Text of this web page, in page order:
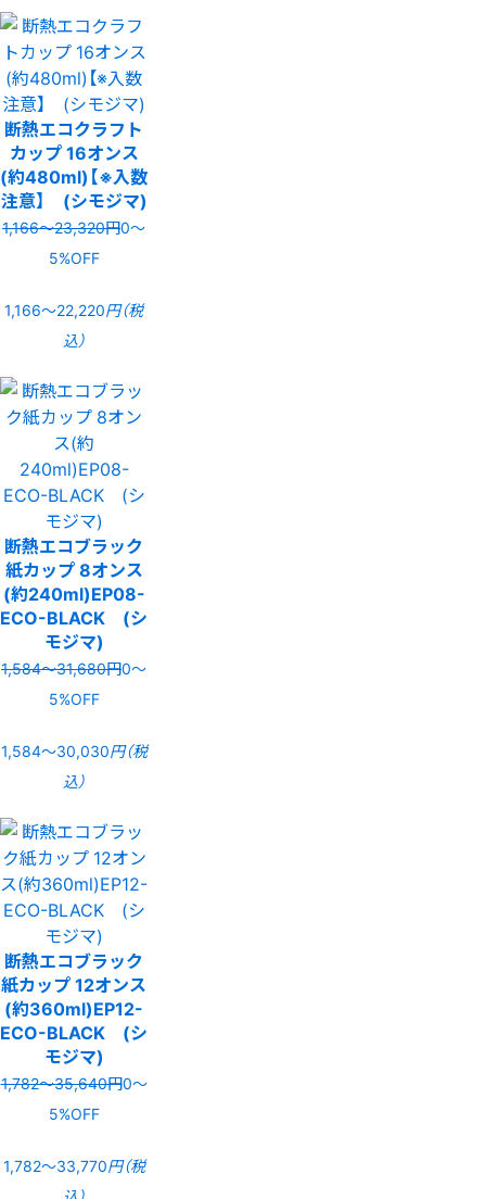
断熱エコクラフト
カップ 16オンス
(約480ml)【※入数
注意】 (シモジマ)
1,166〜23,320円0〜
5%OFF
1,166〜22,220円（税
込）
断熱エコブラック
紙カップ 8オンス
(約240ml)EP08-
ECO-BLACK (シ
モジマ)
1,584〜31,680円0〜
5%OFF
1,584〜30,030円（税
込）
断熱エコブラック
紙カップ 12オンス
(約360ml)EP12-
ECO-BLACK (シ
モジマ)
1,782〜35,640円0〜
5%OFF
1,782〜33,770円（税